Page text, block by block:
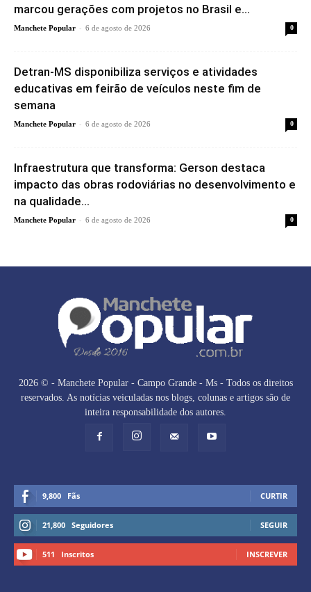
marcou gerações com projetos no Brasil e...
Manchete Popular - 6 de agosto de 2026 0
Detran-MS disponibiliza serviços e atividades
educativas em feirão de veículos neste fim de
semana
Manchete Popular - 6 de agosto de 2026 0
Infraestrutura que transforma: Gerson destaca
impacto das obras rodoviárias no desenvolvimento e
na qualidade...
Manchete Popular - 6 de agosto de 2026 0
2026 © - Manchete Popular - Campo Grande - Ms - Todos os direitos
reservados. As notícias veiculadas nos blogs, colunas e artigos são de
inteira responsabilidade dos autores.
9,800 Fãs CURTIR
21,800 Seguidores SEGUIR
511 Inscritos INSCREVER